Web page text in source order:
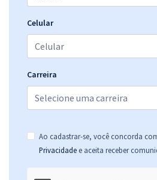
Economize R$
Celular
Carreira
Ao cadastrar-se, você concorda
Privacidade e aceita receber